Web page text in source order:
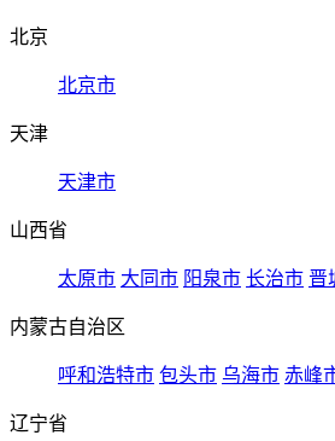
北京
北京市
天津
天津市
山西省
太原市 大同市 阳泉市 长治市 晋
内蒙古自治区
呼和浩特市 包头市 乌海市 赤峰
辽宁省